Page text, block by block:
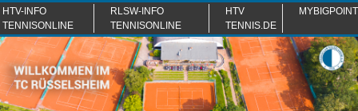
Zum
Inhalt
springen
HTV-INFO
TENNISONLINE
RLSW-INFO
TENNISONLINE
HTV
TENNIS.DE
MYBIGPOINT